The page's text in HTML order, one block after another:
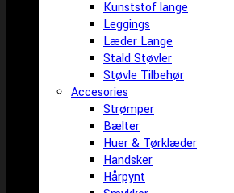
Kunststof lange
Leggings
Læder Lange
Stald Støvler
Støvle Tilbehør
Accesories
Strømper
Bælter
Huer & Tørklæder
Handsker
Hårpynt